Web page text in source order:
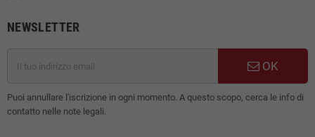
NEWSLETTER
OK
Puoi annullare l'iscrizione in ogni momento. A questo scopo, cerca le info di
contatto nelle note legali.